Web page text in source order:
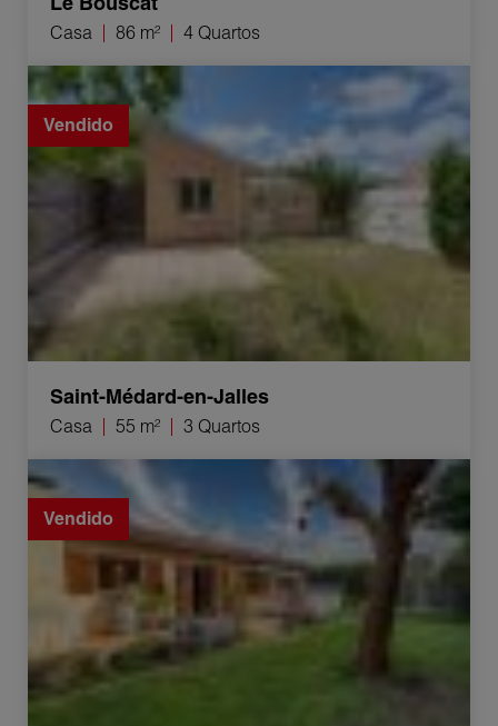
Casa 86 m² 4 Quartos
Venda Casa Saint-Médard-en-Jalles 3 Quartos 55 m²
Vendido
Saint-Médard-en-Jalles
Casa 55 m² 3 Quartos
Venda Casa Le Haillan 4 Quartos 93 m²
Vendido